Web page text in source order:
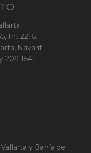
Int 2216,
Nayarit
209 1541
y Bahía de